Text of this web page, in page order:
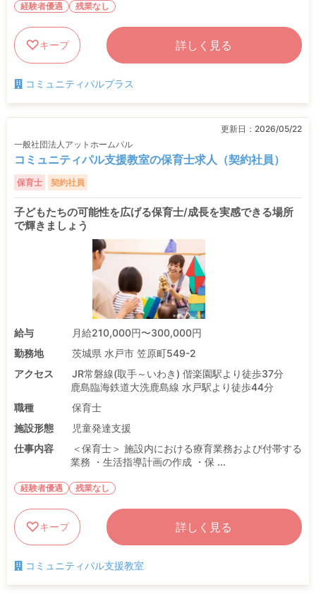
経験者優遇 残業なし
キープ 詳しく見る
コミュニティパルプラス
更新日： 2026/05/22
一般社団法人アットホームパル
コミュニティパル支援教室の保育士求人（契約社員）
保育士 契約社員
子どもたちの可能性を広げる保育士/成長を実感できる場所
で輝きましょう
給与
月給210,000円〜300,000円
勤務地
茨城県 水戸市 笠原町549-2
アクセス
JR常磐線(取手～いわき) 偕楽園駅より徒歩37分
鹿島臨海鉄道大洗鹿島線 水戸駅より徒歩44分
職種
保育士
施設形態
児童発達支援
仕事内容
＜保育士＞ 施設内における療育業務および付帯する
業務 ・生活指導計画の作成 ・保 ...
経験者優遇 残業なし
キープ 詳しく見る
コミュニティパル支援教室